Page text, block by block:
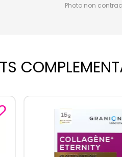
Photo non